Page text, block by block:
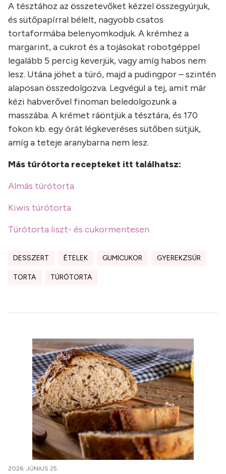
A tésztához az összetevőket kézzel összegyúrjuk,
és sütőpapírral bélelt, nagyobb csatos
tortaformába belenyomkodjuk. A krémhez a
margarint, a cukrot és a tojásokat robotgéppel
legalább 5 percig keverjük, vagy amíg habos nem
lesz. Utána jöhet a túró, majd a pudingpor – szintén
alaposan összedolgozva. Legvégül a tej, amit már
kézi habverővel finoman beledolgozunk a
masszába. A krémet ráöntjük a tésztára, és 170
fokon kb. egy órát légkeveréses sütőben sütjük,
amíg a teteje aranybarna nem lesz.
Más túrótorta recepteket itt találhatsz:
Almás túrótorta
Kiwis túrótorta
Túrótorta liszt- és cukormentesen
DESSZERT ÉTELEK GUMICUKOR GYEREKZSÚR
TORTA TÚRÓTORTA
2026. JÚNIUS 25.